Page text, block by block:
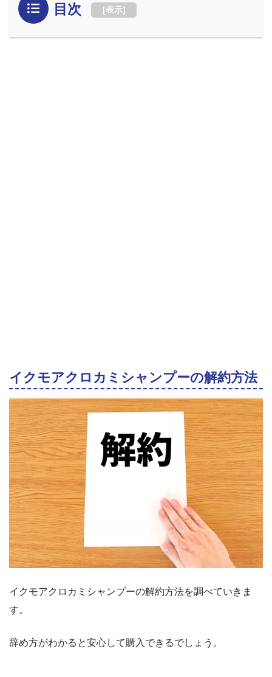
目次 [表示]
イクモアクロカミシャンプーの解約方法
イクモアクロカミシャンプーの解約方法を調べていきま
す。
辞め方がわかると安心して購入できるでしょう。